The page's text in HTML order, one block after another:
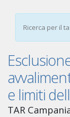
Ricerca per il
e limiti
TAR